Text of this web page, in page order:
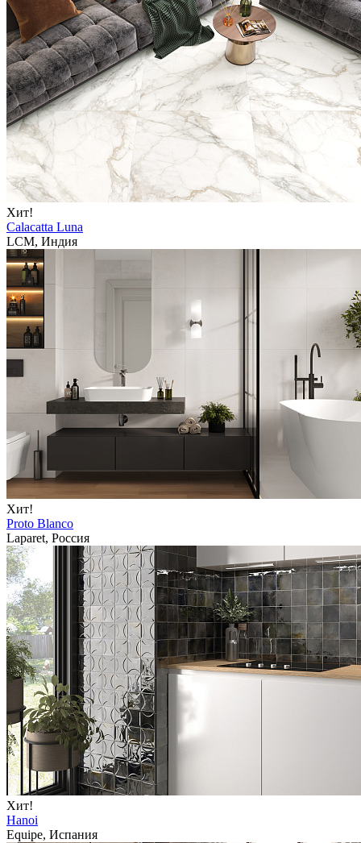
Хит!
Calacatta Luna
LCM, Индия
Хит!
Proto Blanco
Laparet, Россия
Хит!
Hanoi
Equipe, Испания